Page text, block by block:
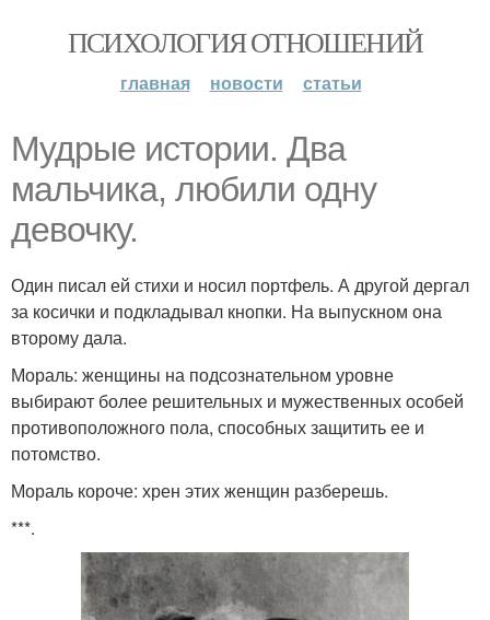
ПСИХОЛОГИЯ ОТНОШЕНИЙ
главная новости статьи
Мудрые истории. Два
мальчика, любили одну
девочку.
Один писал ей стихи и носил портфель. А другой дергал
за косички и подкладывал кнопки. На выпускном она
второму дала.
Мораль: женщины на подсознательном уровне
выбирают более решительных и мужественных особей
противоположного пола, способных защитить ее и
потомство.
Мораль короче: хрен этих женщин разберешь.
***.